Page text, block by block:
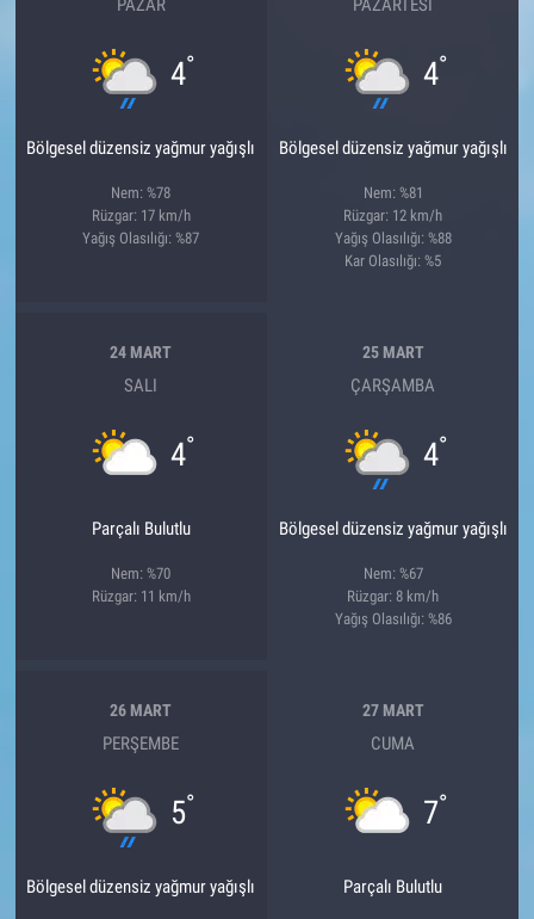
PAZAR
4°
Bölgesel düzensiz yağmur yağışlı
Nem: %78
Rüzgar: 17 km/h
Yağış Olasılığı: %87
PAZARTESI
4°
Bölgesel düzensiz yağmur yağışlı
Nem: %81
Rüzgar: 12 km/h
Yağış Olasılığı: %88
Kar Olasılığı: %5
24 MART
SALI
4°
Parçalı Bulutlu
Nem: %70
Rüzgar: 11 km/h
25 MART
ÇARŞAMBA
4°
Bölgesel düzensiz yağmur yağışlı
Nem: %67
Rüzgar: 8 km/h
Yağış Olasılığı: %86
26 MART
PERŞEMBE
5°
Bölgesel düzensiz yağmur yağışlı
27 MART
CUMA
7°
Parçalı Bulutlu